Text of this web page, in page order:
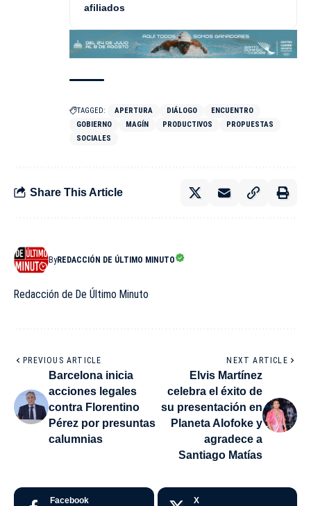
afiliados
TAGGED: APERTURA DIÁLOGO
ENCUENTRO
GOBIERNO
MAGÍN PRODUCTIVOS
PROPUESTAS
SOCIALES
Share This Article
ByREDACCIÓN DE ÚLTIMO MINUTO
Redacción de De Último Minuto
PREVIOUS ARTICLE
Barcelona inicia
acciones legales
contra Florentino
Pérez por presuntas
calumnias
NEXT ARTICLE
Elvis Martínez
celebra el éxito de
su presentación en
Planeta Alofoke y
agradece a
Santiago Matías
Facebook X